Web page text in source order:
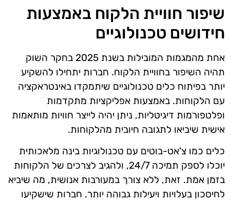
שיפור חוויית הלקוח באמצעות
חידושים טכנולוגיים
אחת מהמגמות המובילות בשנת 2025 בחקר השוק
תהיה השיפור בחוויית הלקוח. חברות יתחילו להשקיע
יותר בפיתוח כלים טכנולוגיים שיתמקדו באינטראקציה
עם הלקוחות. באמצעות אפליקציות מתקדמות
ופלטפורמות דיגיטליות, ניתן יהיה לייצר חוויות מותאמות
אישית שיביאו לתגובה חיובית מהלקוחות.
כלים כמו צ'אט-בוטים עם טכנולוגיות בינה מלאכותית
יוכלו לספק תמיכה 24/7, ולהגיב לצרכים של הלקוחות
בזמן אמת. זאת, ללא צורך במעורבות אנושית, מה שיביא
לחיסכון בעלויות ויעילות גבוהה יותר. חברות שישקיעו